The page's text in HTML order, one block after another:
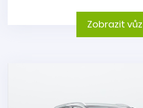
Zobrazit vůz